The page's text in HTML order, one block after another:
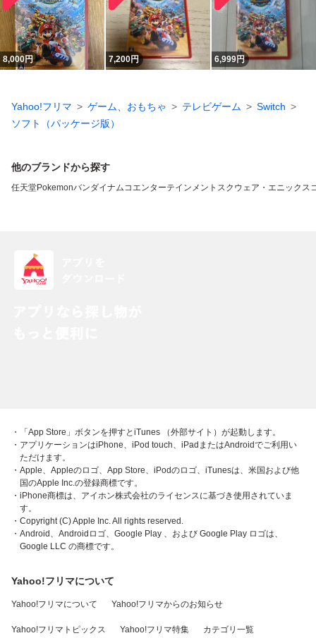
8,000円 7,200円 6,999円
Yahoo!フリマ ゲーム、おもちゃ テレビゲーム
Switch
ソフト（パッケージ版）
他のブランドから探す
任天堂Pokemonバンダイナムコエンターテインメント スクウェア・エニックス
・「App Store」ボタンを押すとiTunes （外部サイト）が起動します。
・アプリケーションはiPhone、iPod touch、iPadまたはAndroidでご利用い
ただけます。
・Apple、Appleのロゴ、App Store、iPodのロゴ、iTunesは、米国および他
国のApple Inc.の登録商標です。
・iPhone商標は、アイホン株式会社のライセンスに基づき使用されていま
す。
・Copyright (C) Apple Inc. All rights reserved.
・Android、Androidロゴ、Google Play 、および Google Play ロゴは、
Google LLC の商標です。
Yahoo!フリマについて
Yahoo!フリマについて Yahoo!フリマからのお知らせ
Yahoo!フリマトピックス Yahoo!フリマ特集 カテゴリ一覧